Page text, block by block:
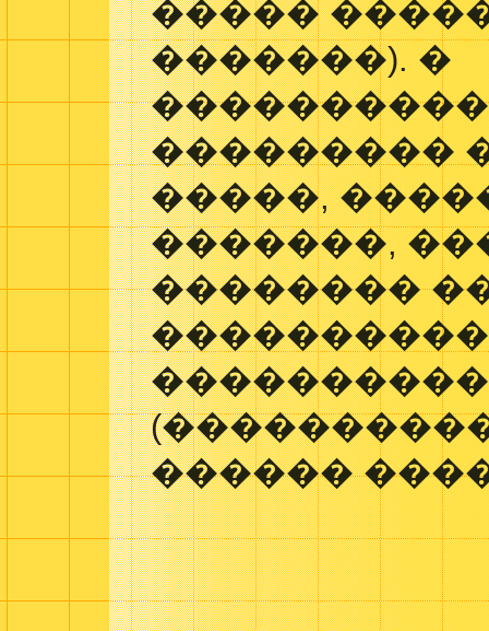
�����
�������). �
���������
�����,
�������,
��������
������